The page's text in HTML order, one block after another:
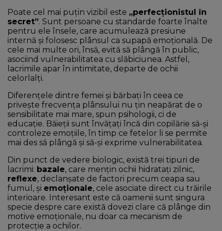
Poate cel mai puțin vizibil este „perfecționistul în
secret”. Sunt persoane cu standarde foarte înalte
pentru ele însele, care acumulează presiune
internă și folosesc plânsul ca supapă emoțională. De
cele mai multe ori, însă, evită să plângă în public,
asociind vulnerabilitatea cu slăbiciunea. Astfel,
lacrimile apar în intimitate, departe de ochii
celorlalți.
Diferențele dintre femei și bărbați în ceea ce
privește frecvența plânsului nu țin neapărat de o
sensibilitate mai mare, spun psihologii, ci de
educație. Băieții sunt învățați încă din copilărie să-și
controleze emoțiile, în timp ce fetelor li se permite
mai des să plângă și să-și exprime vulnerabilitatea.
Din punct de vedere biologic, există trei tipuri de
lacrimi: bazale, care mențin ochii hidratați zilnic,
reflexe, declanșate de factori precum ceapa sau
fumul, și emoționale, cele asociate direct cu trăirile
interioare. Interesant este că oamenii sunt singura
specie despre care există dovezi clare că plânge din
motive emoționale, nu doar ca mecanism de
protecție a ochilor.